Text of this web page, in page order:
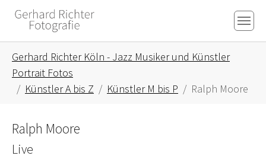
Skip to main content
Skip to page footer
Gerhard Richter Köln - Jazz Musiker und Künstler
Portrait Fotos
Künstler A bis Z
Künstler M bis P Ralph Moore
Ralph Moore
Live